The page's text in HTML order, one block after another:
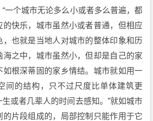
一个城市无论多么小或者多么普遍，都
的快乐，城市虽然小或者普通，但相应
，也就是当地人对城市的整体印象和历
海之中，城市虽然小，但却是自己的家
如根深蒂固的家乡情结。城市就如用一
间的结构，只不过尺度比单体建筑更
或者几辈人的时间去感知。”就如城市
的片段组成的，局部控制只能作用于它